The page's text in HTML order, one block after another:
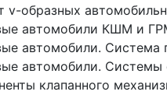
v-образных
автомобили КШМ и
автомобили. Система
автомобили.
клапанного